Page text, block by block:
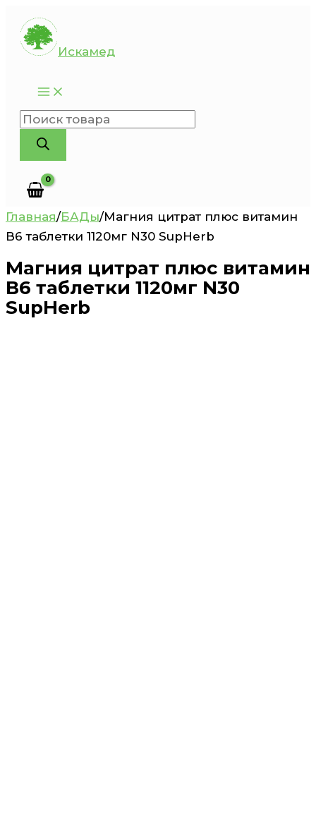
Перейти
содержимому
Искамед
Поиск
товаров
Главная/БАДы/Магния цитрат плюс витамин
В6 таблетки 1120мг N30 SupHerb
Магния цитрат плюс витамин
В6 таблетки 1120мг N30
SupHerb